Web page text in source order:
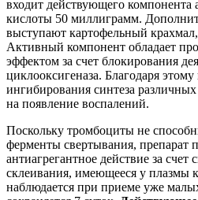
входит действующего компонента
кислоты 50 миллиграмм.
выступают картофельный
Активный компонент обладает
эффектом за счет блокирования
циклооксигеназа. Благодаря
ингибирования синтеза
на появление воспалений.
Поскольку тромбоциты не
ферменты свертывания, препарат
антиагрегантное действие за счет
склеивания, имеющееся у плазмы
наблюдается при приеме уже